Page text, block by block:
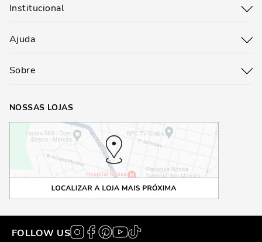
Institucional
Ajuda
Sobre
NOSSAS LOJAS
FOLLOW US